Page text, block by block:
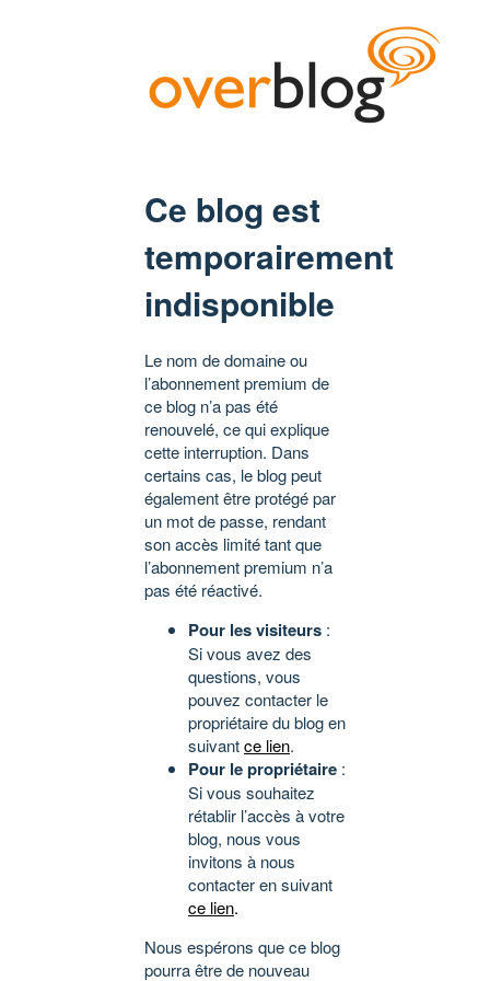
Ce blog est
temporairement
indisponible
Le nom de domaine ou
l’abonnement premium de
ce blog n’a pas été
renouvelé, ce qui explique
cette interruption. Dans
certains cas, le blog peut
également être protégé par
un mot de passe, rendant
son accès limité tant que
l’abonnement premium n’a
pas été réactivé.
Pour les visiteurs :
Si vous avez des
questions, vous
pouvez contacter le
propriétaire du blog en
suivantce lien.
Pour le propriétaire :
Si vous souhaitez
rétablir l’accès à votre
blog, nous vous
invitons à nous
contacter en suivant
ce lien.
Nous espérons que ce blog
pourra être de nouveau